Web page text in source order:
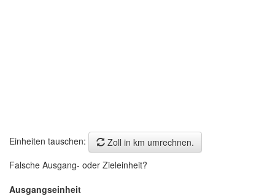
Einheiten tauschen:
Zoll in km umrechnen.
Falsche Ausgang- oder Zieleinheit?
Ausgangseinheit